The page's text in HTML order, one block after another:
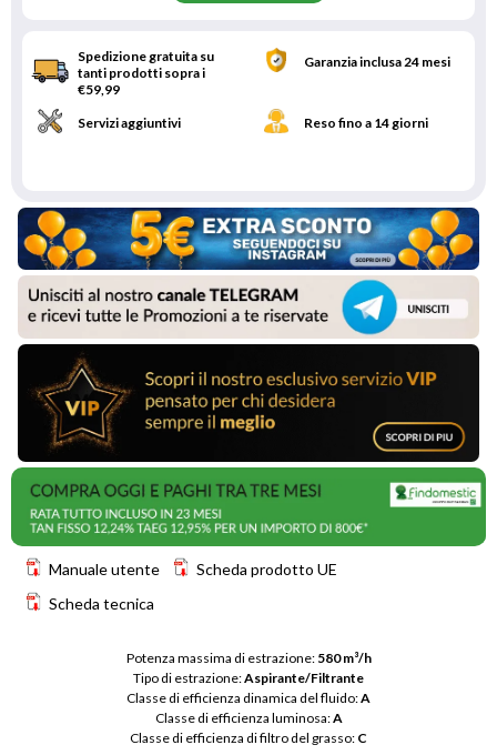
Spedizione gratuita su
tanti prodotti sopra i
€59,99
Garanzia inclusa 24 mesi
Servizi aggiuntivi Reso fino a 14 giorni
Manuale utente
Scheda prodotto UE
Scheda tecnica
Potenza massima di estrazione: 580 m³/h
Tipo di estrazione: Aspirante/Filtrante
Classe di efficienza dinamica del fluido: A
Classe di efficienza luminosa: A
Classe di efficienza di filtro del grasso: C